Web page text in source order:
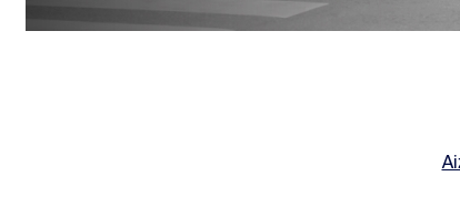
Radošā darbnīca "18. novembris"
Pakalpojums pieejams individuāliem